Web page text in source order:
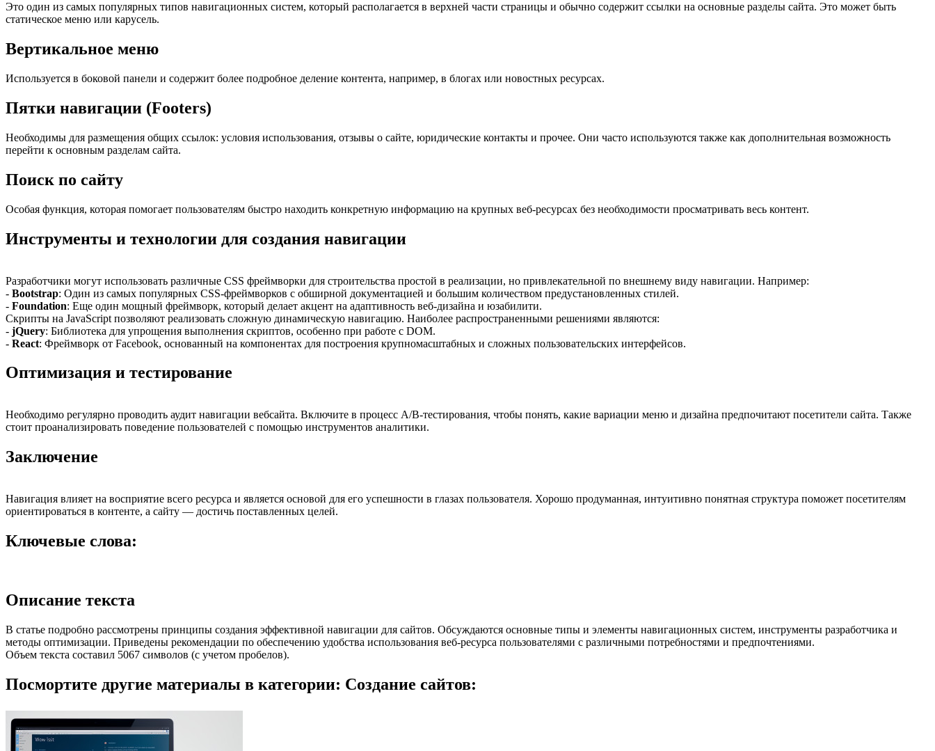
Это один из самых популярных типов навигационных систем, который располагается в верхней части страницы и обычно содержит ссылки на основные разделы сайта. Это может быть
статическое меню или карусель.
Вертикальное меню
Используется в боковой панели и содержит более подробное деление контента, например, в блогах или новостных ресурсах.
Пятки навигации (Footers)
Необходимы для размещения общих ссылок: условия использования, отзывы о сайте, юридические контакты и прочее. Они часто используются также как дополнительная возможность
перейти к основным разделам сайта.
Поиск по сайту
Особая функция, которая помогает пользователям быстро находить конкретную информацию на крупных веб-ресурсах без необходимости просматривать весь контент.
Инструменты и технологии для создания навигации
Разработчики могут использовать различные CSS фреймворки для строительства простой в реализации, но привлекательной по внешнему виду навигации. Например:
- Bootstrap: Один из самых популярных CSS-фреймворков с обширной документацией и большим количеством предустановленных стилей.
- Foundation: Еще один мощный фреймворк, который делает акцент на адаптивность веб-дизайна и юзабилити.
Скрипты на JavaScript позволяют реализовать сложную динамическую навигацию. Наиболее распространенными решениями являются:
- jQuery: Библиотека для упрощения выполнения скриптов, особенно при работе с DOM.
- React: Фреймворк от Facebook, основанный на компонентах для построения крупномасштабных и сложных пользовательских интерфейсов.
Оптимизация и тестирование
Необходимо регулярно проводить аудит навигации вебсайта. Включите в процесс A/B-тестирования, чтобы понять, какие вариации меню и дизайна предпочитают посетители сайта. Также
стоит проанализировать поведение пользователей с помощью инструментов аналитики.
Заключение
Навигация влияет на восприятие всего ресурса и является основой для его успешности в глазах пользователя. Хорошо продуманная, интуитивно понятная структура поможет посетителям
ориентироваться в контенте, а сайту — достичь поставленных целей.
Ключевые слова:
Описание текста
В статье подробно рассмотрены принципы создания эффективной навигации для сайтов. Обсуждаются основные типы и элементы навигационных систем, инструменты разработчика и
методы оптимизации. Приведены рекомендации по обеспечению удобства использования веб-ресурса пользователями с различными потребностями и предпочтениями.
Объем текста составил 5067 символов (с учетом пробелов).
Посмортите другие материалы в категории: Создание сайтов: